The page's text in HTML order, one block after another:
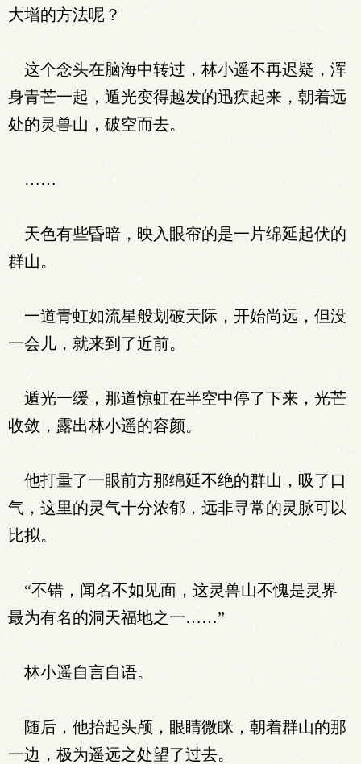
大增的方法呢？
这个念头在脑海中转过，林小遥不再迟疑，浑
身青芒一起，遁光变得越发的迅疾起来，朝着远
处的灵兽山，破空而去。
……
天色有些昏暗，映入眼帘的是一片绵延起伏的
群山。
一道青虹如流星般划破天际，开始尚远，但没
一会儿，就来到了近前。
遁光一缓，那道惊虹在半空中停了下来，光芒
收敛，露出林小遥的容颜。
他打量了一眼前方那绵延不绝的群山，吸了口
气，这里的灵气十分浓郁，远非寻常的灵脉可以
比拟。
“不错，闻名不如见面，这灵兽山不愧是灵界
最为有名的洞天福地之一……”
林小遥自言自语。
随后，他抬起头颅，眼睛微眯，朝着群山的那
一边，极为遥远之处望了过去。